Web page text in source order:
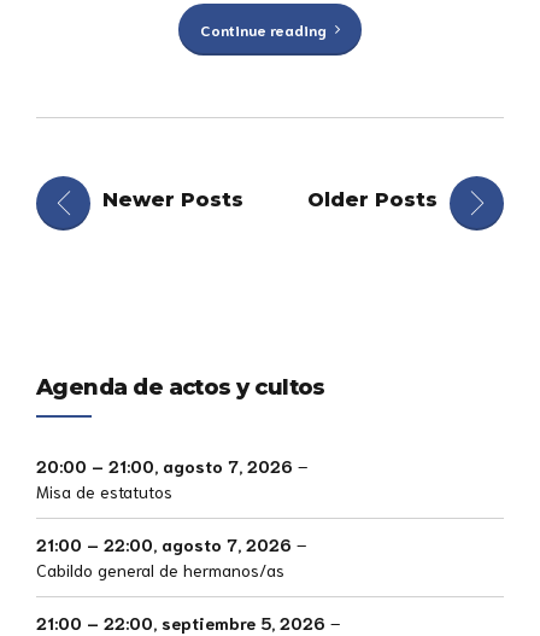
Continue reading
Newer Posts Older Posts
Agenda de actos y cultos
20:00 – 21:00 agosto 7, 2026 –
Misa de estatutos
21:00 – 22:00, agosto 7, 2026 –
Cabildo general de hermanos/as
21:00 – 22:00, septiembre 5, 2026 –